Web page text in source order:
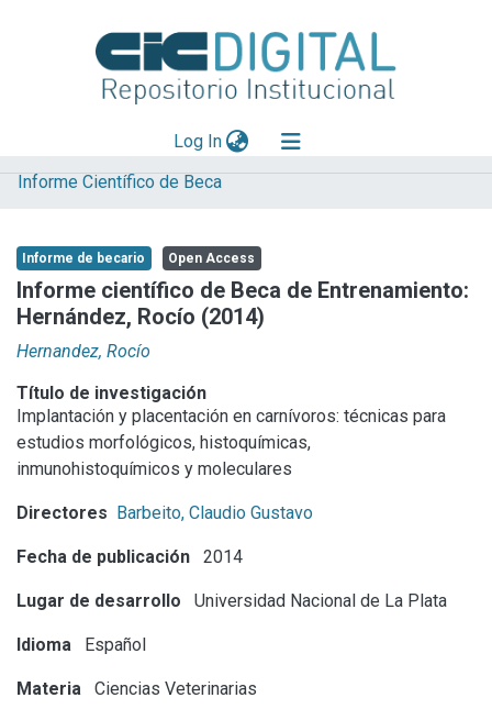
Log In(current)
Explorar
Aportar material
Statistics
Informe Científico de Beca
Informe de becario Open Access
Informe científico de Beca de Entrenamiento:
Hernández, Rocío (2014)
Hernandez, Rocío
Título de investigación
Implantación y placentación en carnívoros: técnicas para
estudios morfológicos, histoquímicas,
inmunohistoquímicos y moleculares
Directores Barbeito, Claudio Gustavo
Fecha de publicación 2014
Lugar de desarrollo Universidad Nacional de La Plata
Idioma Español
Materia Ciencias Veterinarias